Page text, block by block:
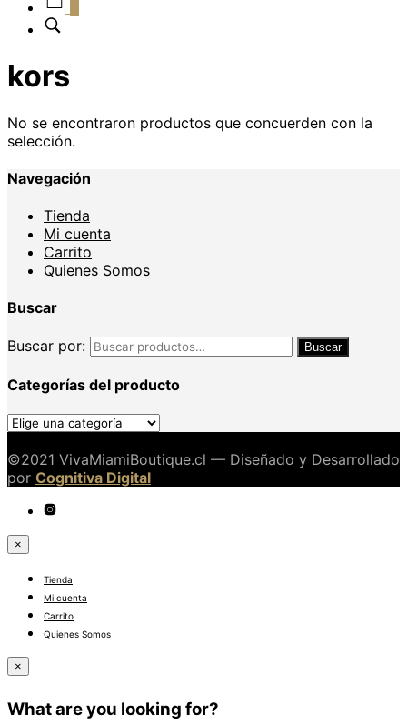
kors
No se encontraron productos que concuerden con la
selección.
Navegación
Tienda
Mi cuenta
Carrito
Quienes Somos
Buscar
Buscar por: Buscar
Categorías del producto
©2021 VivaMiamiBoutique.cl — Diseñado y Desarrollado
por Cognitiva Digital
×
Tienda
Mi cuenta
Carrito
Quienes Somos
×
What are you looking for?